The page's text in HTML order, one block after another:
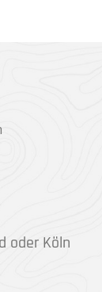
oder Köln